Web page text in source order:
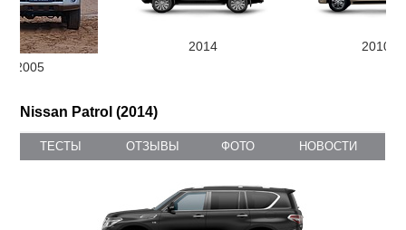
2005
2014 2010
Nissan Patrol (2014)
ТЕСТЫ ОТЗЫВЫ ФОТО НОВОСТИ